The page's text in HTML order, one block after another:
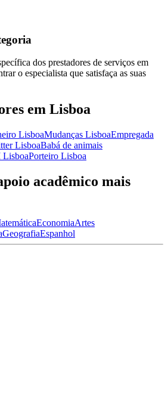
dos prestadores de serviços em
o especialista que satisfaça as suas
em Lisboa
LisboaMudanças LisboaEmpregada
LisboaBabá de animais
LisboaPorteiro Lisboa
acadêmico mais
EconomiaArtes
GeografiaEspanhol